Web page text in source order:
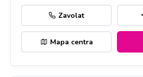
Zavolat
Mapa centra